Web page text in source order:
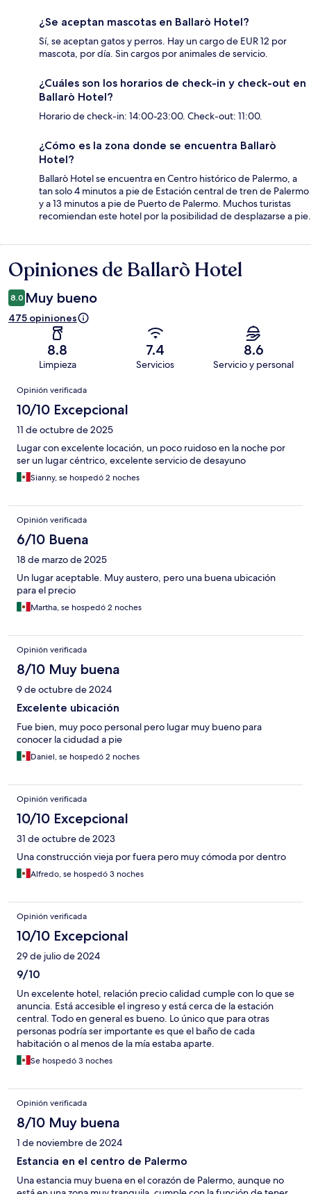
¿Se aceptan mascotas en Ballarò Hotel?
Sí, se aceptan gatos y perros. Hay un cargo de EUR 12 por
mascota, por día. Sin cargos por animales de servicio.
¿Cuáles son los horarios de check-in y check-out en
Ballarò Hotel?
Horario de check-in: 14:00-23:00. Check-out: 11:00.
¿Cómo es la zona donde se encuentra Ballarò
Hotel?
Ballarò Hotel se encuentra en Centro histórico de Palermo, a
tan solo 4 minutos a pie de Estación central de tren de Palermo
y a 13 minutos a pie de Puerto de Palermo. Muchos turistas
recomiendan este hotel por la posibilidad de desplazarse a pie.
Opiniones
Opiniones de Ballarò Hotel
8.0 Muy bueno
475 opiniones
8.8
Limpieza
7.4
Servicios
8.6
Servicio y personal
Opiniones
Opinión verificada
10/10 Excepcional
11 de octubre de 2025
Lugar con excelente locación, un poco ruidoso en la noche por
ser un lugar céntrico, excelente servicio de desayuno
Sianny, se hospedó 2 noches
Opinión verificada
6/10 Buena
18 de marzo de 2025
Un lugar aceptable. Muy austero, pero una buena ubicación
para el precio
Martha, se hospedó 2 noches
Opinión verificada
8/10 Muy buena
9 de octubre de 2024
Excelente ubicación
Fue bien, muy poco personal pero lugar muy bueno para
conocer la cidudad a pie
Daniel, se hospedó 2 noches
Opinión verificada
10/10 Excepcional
31 de octubre de 2023
Una construcción vieja por fuera pero muy cómoda por dentro
Alfredo, se hospedó 3 noches
Opinión verificada
10/10 Excepcional
29 de julio de 2024
9/10
Un excelente hotel, relación precio calidad cumple con lo que se
anuncia. Está accesible el ingreso y está cerca de la estación
central. Todo en general es bueno. Lo único que para otras
personas podría ser importante es que el baño de cada
habitación o al menos de la mía estaba aparte.
Se hospedó 3 noches
Opinión verificada
8/10 Muy buena
1 de noviembre de 2024
Estancia en el centro de Palermo
Una estancia muy buena en el corazón de Palermo, aunque no